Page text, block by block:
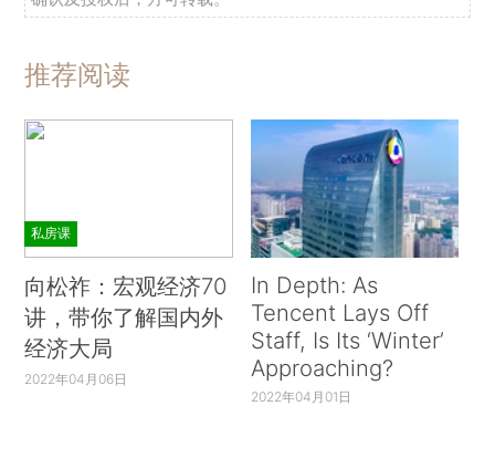
推荐阅读
私房课
向松祚：宏观经济70
讲，带你了解国内外
经济大局
2022年04月06日
In Depth: As
Tencent Lays Off
Staff, Is Its ‘Winter’
Approaching?
2022年04月01日